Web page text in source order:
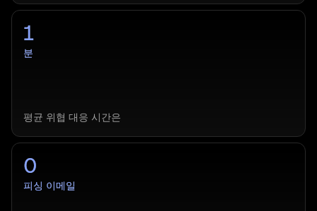
1
분
평균 위협 대응 시간은
0
피싱 이메일